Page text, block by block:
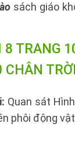
sách giáo
8 TRANG
CHÂN
Quan sát
phôi động